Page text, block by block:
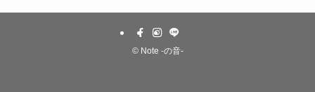
©Note -の音-